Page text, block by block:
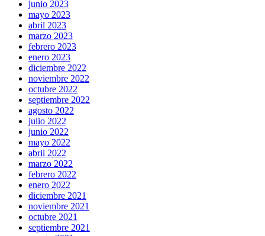
junio 2023
mayo 2023
abril 2023
marzo 2023
febrero 2023
enero 2023
diciembre 2022
noviembre 2022
octubre 2022
septiembre 2022
agosto 2022
julio 2022
junio 2022
mayo 2022
abril 2022
marzo 2022
febrero 2022
enero 2022
diciembre 2021
noviembre 2021
octubre 2021
septiembre 2021